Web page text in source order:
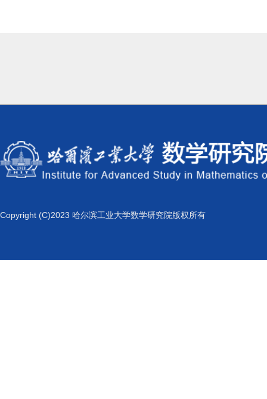
Copyright (C)2023 哈尔滨工业大学数学研究院版权所有